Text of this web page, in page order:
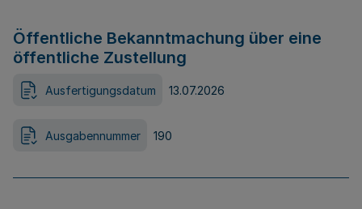
Öffentliche Bekanntmachung über eine
öffentliche Zustellung
Ausfertigungsdatum 13.07.2026
Ausgabennummer 190